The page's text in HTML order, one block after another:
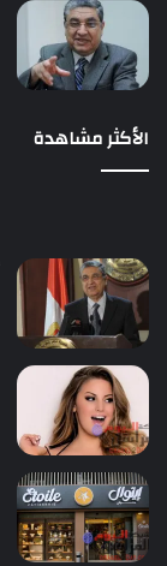
الأكثر مشاهدة